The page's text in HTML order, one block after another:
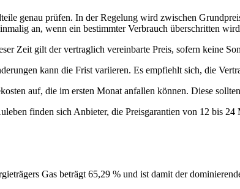
genau prüfen. In der Regelung wird zwischen
an, wenn ein bestimmter Verbrauch überschritten
Zeit gilt der vertraglich vereinbarte Preis, sofern keine
kann die Frist variieren. Es empfiehlt sich, die
auf, die im ersten Monat anfallen können. Diese
finden sich Anbieter, die Preisgarantien von 12 bis
Gas beträgt 65,29 % und ist damit der